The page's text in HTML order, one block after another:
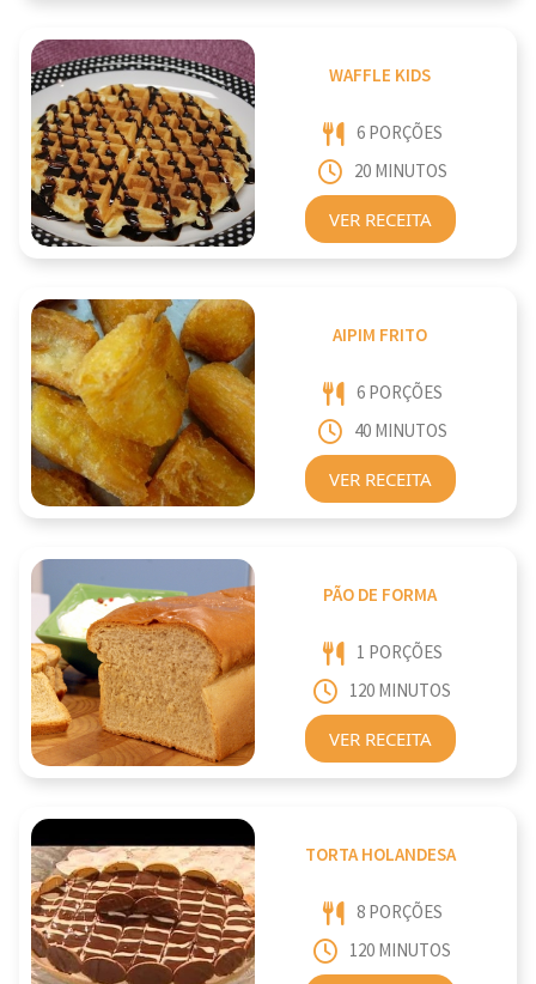
WAFFLE KIDS
6 PORÇÕES
20 MINUTOS
VER RECEITA
AIPIM FRITO
6 PORÇÕES
40 MINUTOS
VER RECEITA
PÃO DE FORMA
1 PORÇÕES
120 MINUTOS
VER RECEITA
TORTA HOLANDESA
8 PORÇÕES
120 MINUTOS